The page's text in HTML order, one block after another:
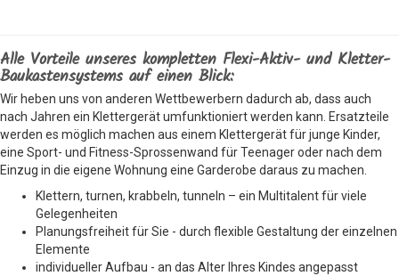
Alle Vorteile unseres kompletten Flexi-Aktiv- und Kletter-
Baukastensystems auf einen Blick:
Wir heben uns von anderen Wettbewerbern dadurch ab, dass auch
nach Jahren ein Klettergerät umfunktioniert werden kann. Ersatzteile
werden es möglich machen aus einem Klettergerät für junge Kinder,
eine Sport- und Fitness-Sprossenwand für Teenager oder nach dem
Einzug in die eigene Wohnung eine Garderobe daraus zu machen.
Klettern, turnen, krabbeln, tunneln – ein Multitalent für viele
Gelegenheiten
Planungsfreiheit für Sie - durch flexible Gestaltung der einzelnen
Elemente
individueller Aufbau - an das Alter Ihres Kindes angepasst